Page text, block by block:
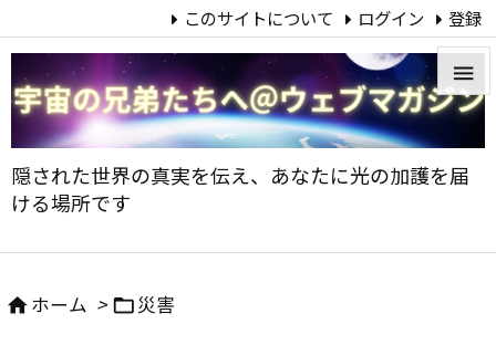
隠された世界の真実を伝え、あなたに光の加護を届
ける場所です


メニ


このサイトについて ログイン 登録
ホーム > 災害